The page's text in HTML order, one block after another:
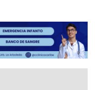
ÚLTIMA HORA
estadales se
Agosto de
2026